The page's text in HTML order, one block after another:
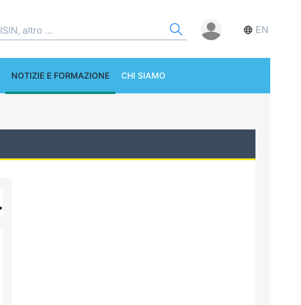
EN
NOTIZIE E FORMAZIONE CHI SIAMO